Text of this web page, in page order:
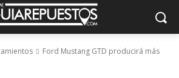
Ford Mustang GTD producirá más